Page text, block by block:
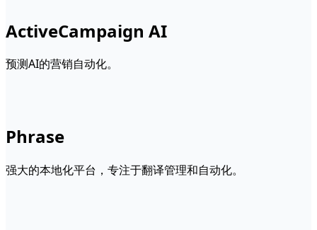
ActiveCampaign AI
预测AI的营销自动化。
Phrase
强大的本地化平台，专注于翻译管理和自动化。